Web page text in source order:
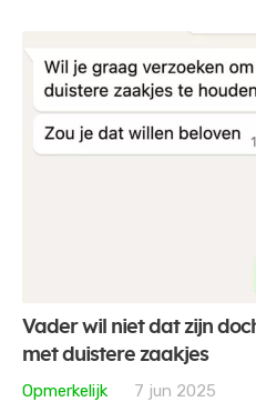
Vader wil niet dat zijn
met duistere zaakjes
Opmerkelijk
7 jun 2025